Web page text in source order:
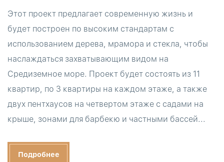
Этот проект предлагает современную жизнь и
будет построен по высоким стандартам с
использованием дерева, мрамора и стекла, чтобы
наслаждаться захватывающим видом на
Средиземное море. Проект будет состоять из 11
квартир, по 3 квартиры на каждом этаже, а также
двух пентхаусов на четвертом этаже с садами на
крыше, зонами для барбекю и частными бассей...
Подробнее